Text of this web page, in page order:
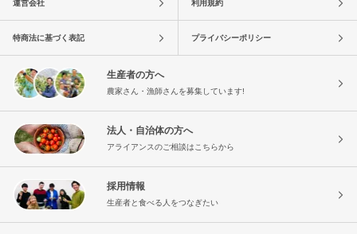
運営会社 利用規約
特商法に基づく表記 プライバシーポリシー
生産者の方へ
農家さん・漁師さんを募集しています!
法人・自治体の方へ
アライアンスのご相談はこちらから
採用情報
生産者と食べる人をつなぎたい